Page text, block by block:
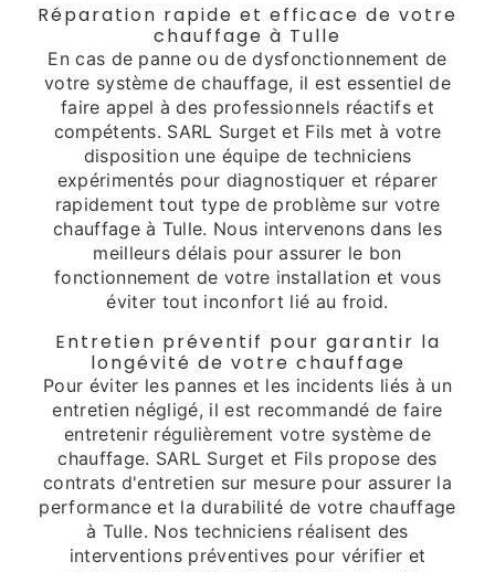
Réparation rapide et efficace de votre
chauffage à Tulle
En cas de panne ou de dysfonctionnement de
votre système de chauffage, il est essentiel de
faire appel à des professionnels réactifs et
compétents. SARL Surget et Fils met à votre
disposition une équipe de techniciens
expérimentés pour diagnostiquer et réparer
rapidement tout type de problème sur votre
chauffage à Tulle. Nous intervenons dans les
meilleurs délais pour assurer le bon
fonctionnement de votre installation et vous
éviter tout inconfort lié au froid.
Entretien préventif pour garantir la
longévité de votre chauffage
Pour éviter les pannes et les incidents liés à un
entretien négligé, il est recommandé de faire
entretenir régulièrement votre système de
chauffage. SARL Surget et Fils propose des
contrats d'entretien sur mesure pour assurer la
performance et la durabilité de votre chauffage
à Tulle. Nos techniciens réalisent des
interventions préventives pour vérifier et